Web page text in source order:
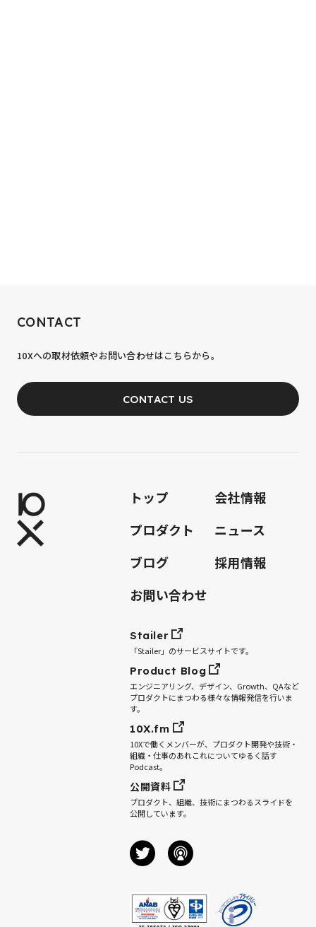
あなたの力が、必要です。
JOIN OUR TEAM
CONTACT
10Xへの取材依頼やお問い合わせはこちらから。
CONTACT US
トップ
会社情報
プロダクト
ニュース
ブログ
採用情報
お問い合わせ
Stailer
「Stailer」のサービスサイトです。
Product Blog
エンジニアリング、デザイン、Growth、QAなど
プロダクトにまつわる様々な情報発信を行いま
す。
10X.fm
10Xで働くメンバーが、プロダクト開発や技術・
組織・仕事のあれこれについてゆるく話す
Podcast。
公開資料
プロダクト、組織、技術にまつわるスライドを
公開しています。